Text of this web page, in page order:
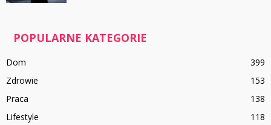
POPULARNE KATEGORIE
Dom
399
Zdrowie
153
Praca
138
Lifestyle
118